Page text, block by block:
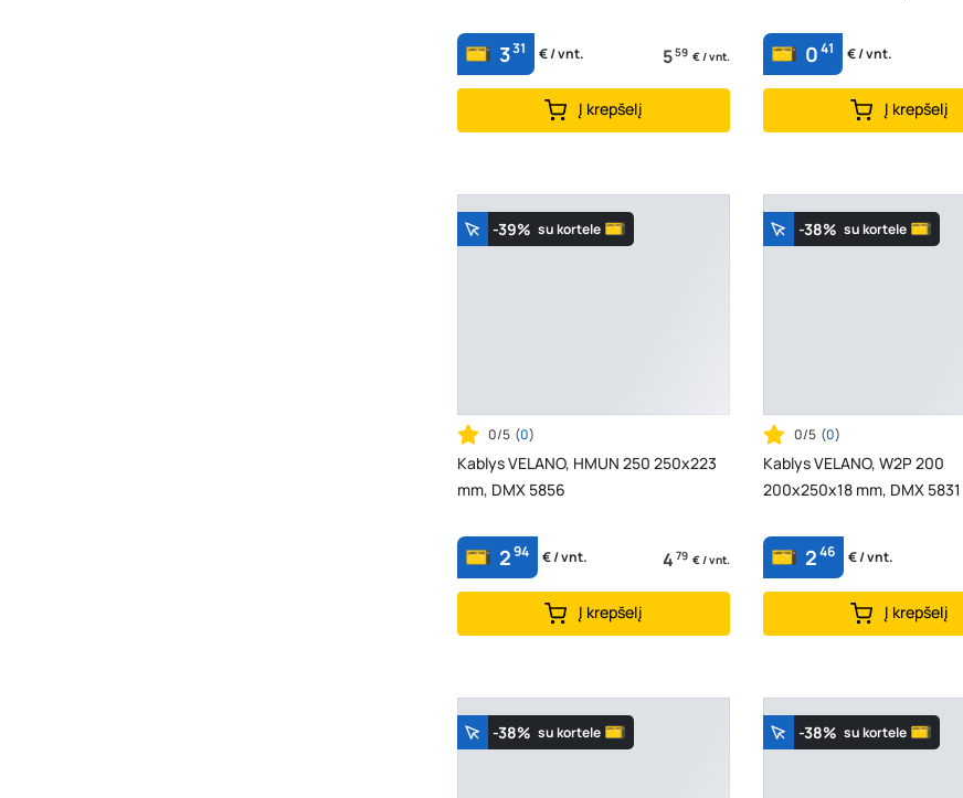
331 € / vnt. 559 € / vnt.
Į krepšelį
041 € / vnt.
Į krepšelį
-39% su kortele
0/5 (0)
Kablys VELANO, HMUN 250 250x223
mm, DMX 5856
294 € / vnt. 4 79 € / vnt.
Į krepšelį
-38% su kortele
0/5 (0)
Kablys VELANO, W2P 200
200x250x18 mm, DMX 5831
246 € / vnt.
Į krepšelį
-38% su kortele -38% su kortele